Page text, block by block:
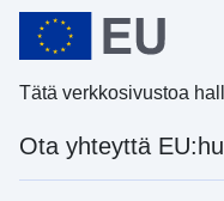
Tätä verkkosivustoa
Ota yhteyttä